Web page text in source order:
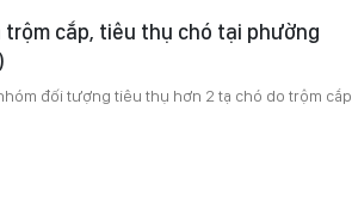
cắp, tiêu thụ chó tại phường
đối tượng tiêu thụ hơn 2 tạ chó do trộm cắp